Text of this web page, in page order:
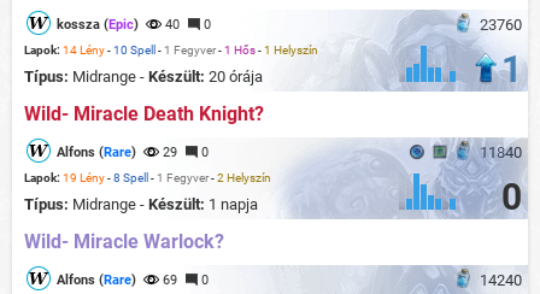
23760
kossza (Epic) 40 0
Lapok: 14 Lény-10 Spell - 1 Fegyver-1 Hős-1 Helyszín
Típus: Midrange - Készült: 20 órája 1
Wild- Miracle Death Knight?
11840
Alfons (Rare) 29 0
Lapok: 19 Lény-8 Spell - 1 Fegyver-2 Helyszín
Típus: Midrange - Készült: 1 napja 0
Wild- Miracle Warlock?
14240
Alfons (Rare) 69 0